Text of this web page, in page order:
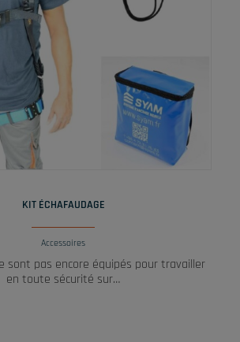
KIT ÉCHAFAUDAGE
Accessoires
sont pas encore équipés pour travailler
en toute sécurité sur…